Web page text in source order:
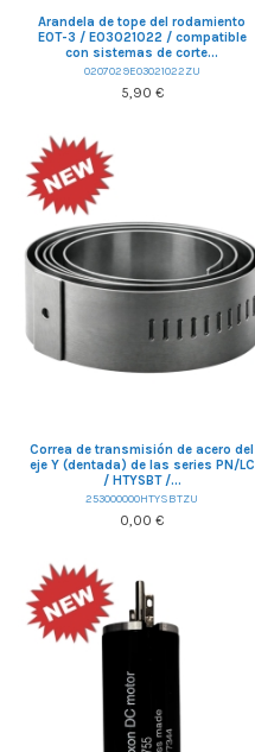
Arandela de tope del rodamiento
EOT-3 / E03021022 / compatible
con sistemas de corte...
0207029E03021022ZU
5,90 €
Correa de transmisión de acero del
eje Y (dentada) de las series PN/LC
/ HTYSBT /...
253000000HTYSBTZU
0,00 €